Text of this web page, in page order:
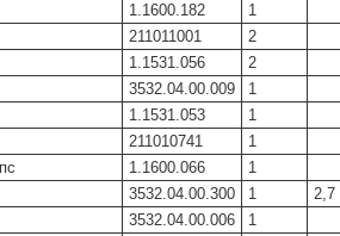
1.1600.182
1
211011001
2
1.1531.056
2
3532.04.00.009
1
1.1531.053
1
211010741
1
1.1600.066
1
3532.04.00.300 1
2,7
3532.04.00.006
1